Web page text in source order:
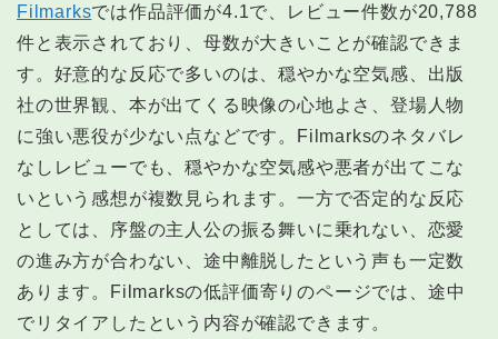
Filmarksでは作品評価が4.1で、レビュー件数が20,788
件と表示されており、母数が大きいことが確認できま
す。好意的な反応で多いのは、穏やかな空気感、出版
社の世界観、本が出てくる映像の心地よさ、登場人物
に強い悪役が少ない点などです。Filmarksのネタバレ
なしレビューでも、穏やかな空気感や悪者が出てこな
いという感想が複数見られます。一方で否定的な反応
としては、序盤の主人公の振る舞いに乗れない、恋愛
の進み方が合わない、途中離脱したという声も一定数
あります。Filmarksの低評価寄りのページでは、途中
でリタイアしたという内容が確認できます。